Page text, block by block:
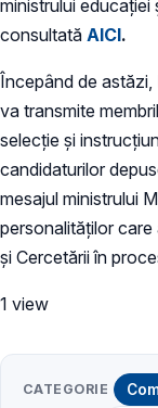
ministrului
consultată AICI.
Începând de astăzi,
va transmite
selecție și
candidaturilor
mesajul ministrului
personalităților
și Cercetării în
1 view
CATEGORIE